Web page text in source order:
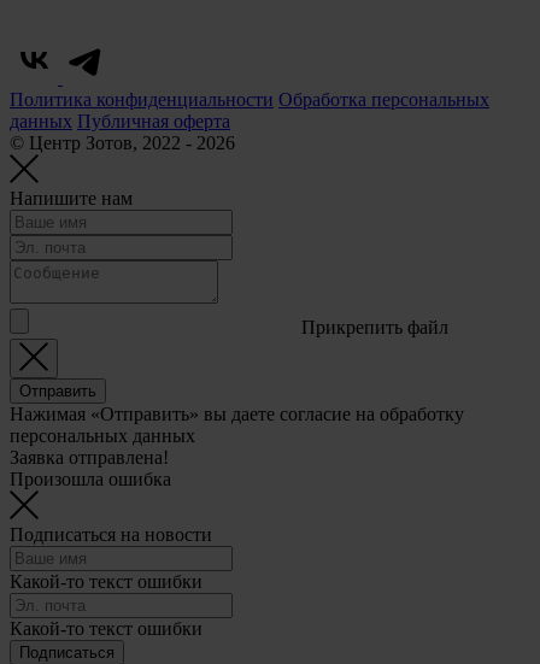
Политика конфиденциальности Обработка персональных
данных Публичная оферта
© Центр Зотов, 2022 - 2026
Напишите нам
Прикрепить файл
Отправить
Нажимая «Отправить» вы даете согласие на обработку
персональных данных
Заявка отправлена!
Произошла ошибка
Подписаться на новости
Какой-то текст ошибки
Какой-то текст ошибки
Подписаться